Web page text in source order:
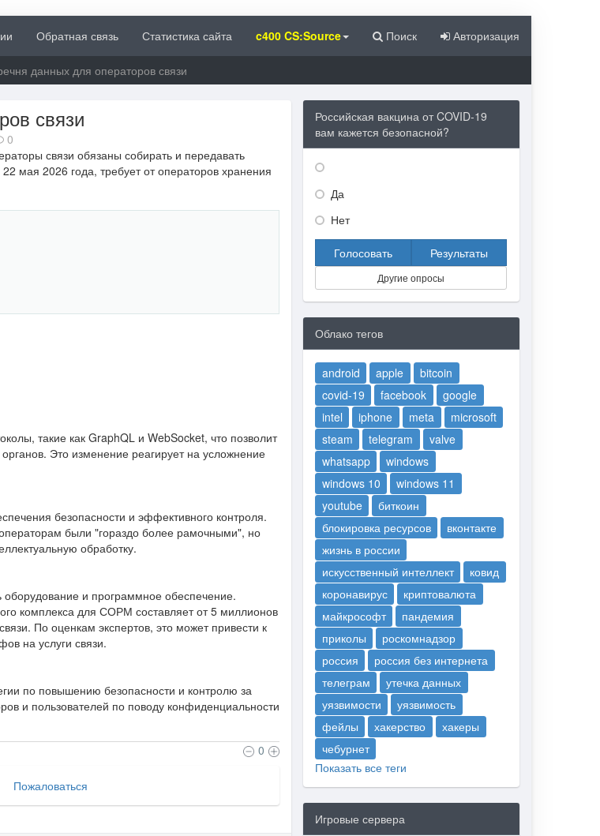
Обратная связь Статистика сайта c400 CS:Source Поиск Авторизация
данных для операторов связи
связи
0
связи обязаны собирать и передавать
мая 2026 года, требует от операторов хранения
такие как GraphQL и WebSocket, что позволит
Это изменение реагирует на усложнение
безопасности и эффективного контроля.
были "гораздо более рамочными", но
обработку.
и программное обеспечение.
комплекса для СОРМ составляет от 5 миллионов
По оценкам экспертов, это может привести к
на услуги связи.
по повышению безопасности и контролю за
и пользователей по поводу конфиденциальности
0
Пожаловаться
Российская вакцина от COVID-19
вам кажется безопасной?
Да
Нет
Голосовать Результаты
Другие опросы
Облако тегов
android apple
bitcoin
covid-19
facebook
google
intel
iphone meta
microsoft
steam
telegram
valve
whatsapp
windows
windows 10
windows 11
youtube
биткоин
блокировка ресурсов
вконтакте
жизнь в россии
искусственный интеллект
ковид
коронавирус
криптовалюта
майкрософт
пандемия
приколы
роскомнадзор
россия
россия без интернета
телеграм
утечка данных
уязвимости
уязвимость
фейлы
хакерство
хакеры
чебурнет
Показать все теги
Игровые сервера